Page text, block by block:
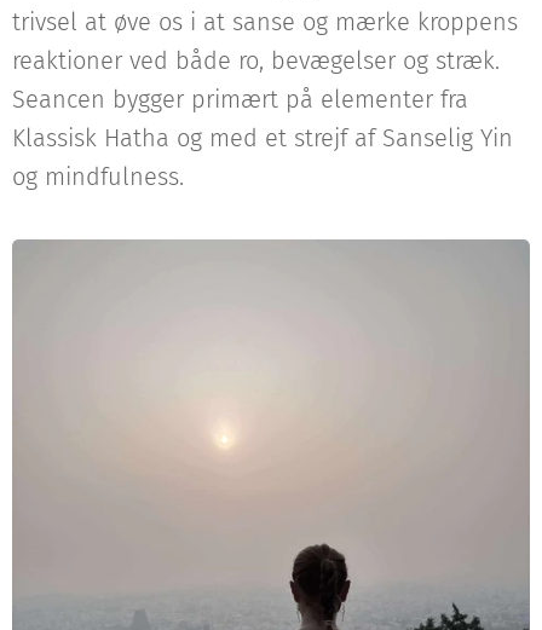
trivsel at øve os i at sanse og mærke kroppens
reaktioner ved både ro, bevægelser og stræk.
Seancen bygger primært på elementer fra
Klassisk Hatha og med et strejf af Sanselig Yin
og mindfulness.